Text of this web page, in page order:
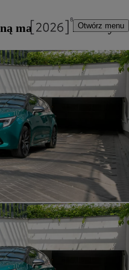
Otwórz menu
marką przez firmy